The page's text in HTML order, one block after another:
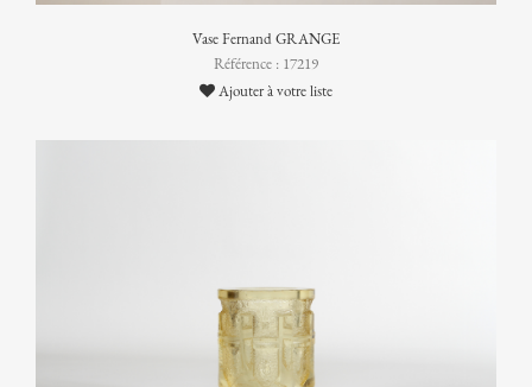
Vase Fernand GRANGE
Référence : 17219
Ajouter à votre liste